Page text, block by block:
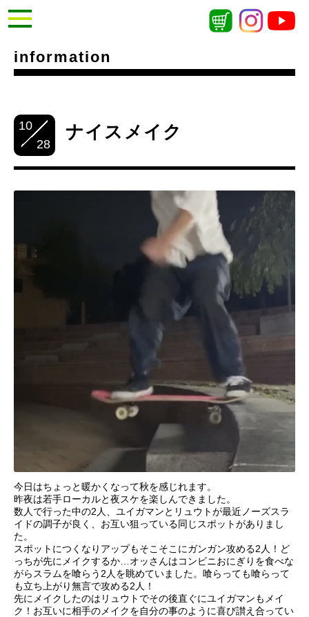
information
10
28
ナイスメイク
今日はちょっと暖かくなって秋を感じれます。
昨夜は若手ローカルと夜スケを楽しんできました。
数人で行った中の2人、 ユイガマンとリュウトが最近ノーズスラ
イドの調子が良く、お互い狙っている同じスポットがありまし
た。
スポットにつくなりアップもそこそこにガンガン攻める2人！ど
っちが先にメイクするか…オッさんはコンビニおにぎりを食べな
がらスラムを喰らう2人を眺めていました。喰らっても喰らって
も立ち上がり無言で攻める2人！
先にメイクしたのはリュウトでその後直ぐにユイガマンもメイ
ク！お互いに相手のメイクを自分の事のように喜び讃え合ってい